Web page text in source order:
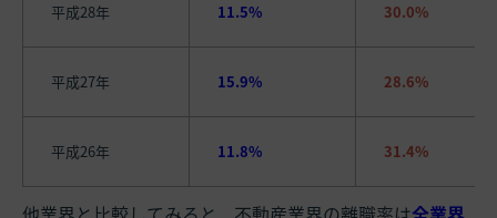
平成28年 11.5% 30.0%
平成27年 15.9% 28.6%
平成26年 11.8% 31.4%